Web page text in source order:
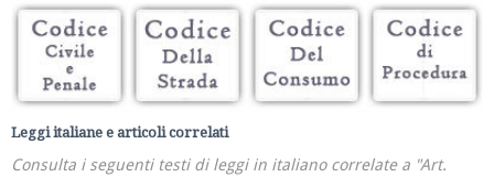
Leggi italiane e articoli correlati
Consulta i seguenti testi di leggi in italiano correlate a "Art.